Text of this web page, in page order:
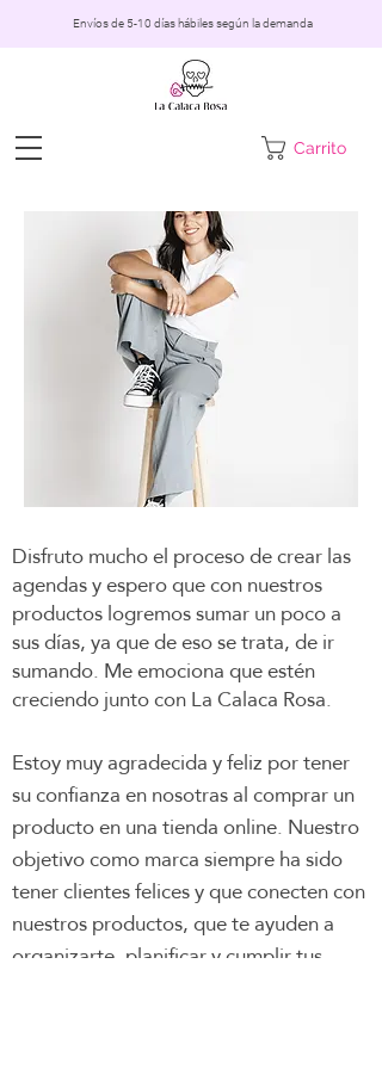
Carrito
Envíos de 5-10 días hábiles según la demanda
Disfruto mucho elprocesode crear las
agendas y espero que con nuestros
productos logremos sumar un poco a
sus días, ya que de eso se trata, de ir
sumando. Me emociona que estén
creciendo junto con La Calaca Rosa.
Estoy muy agradecida y feliz por tener
su confianza en nosotras al comprar un
producto en una tienda online. Nuestro
objetivo como marca siempre ha sido
tener clientes felices y que conecten con
nuestros productos, que te ayuden a
organizarte, planificar y cumplir tus